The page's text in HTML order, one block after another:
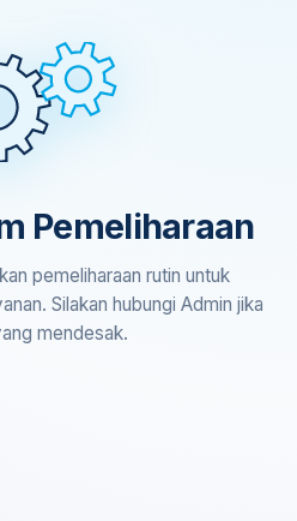
Pemeliharaan
pemeliharaan rutin untuk
Silakan hubungi Admin jika
mendesak.